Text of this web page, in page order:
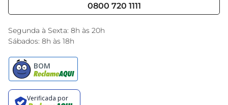
Black Friday
Encarte do Dia
0800 720 1111
Segunda à Sexta: 8h às 20h
Sábados: 8h às 18h